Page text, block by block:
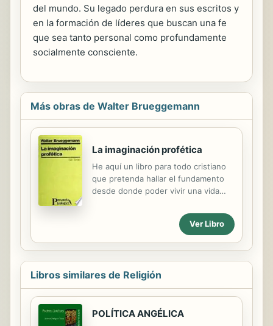
del mundo. Su legado perdura en sus escritos y
en la formación de líderes que buscan una fe
que sea tanto personal como profundamente
socialmente consciente.
Más obras de Walter Brueggemann
La imaginación profética
He aquí un libro para todo cristiano
que pretenda hallar el fundamento
desde donde poder vivir una vida
sociedad más perfecta. El célebre
escriturista Walter Brueggemann ha
en Jeremías e Isaías) y,
posteriormente, en Jesús el
verdadero sello de la imaginación
profética, y presenta este rasgo
el cristiano de hoy. En un estilo
Ver Libro
Libros similares de Religión
POLÍTICA ANGÉLICA